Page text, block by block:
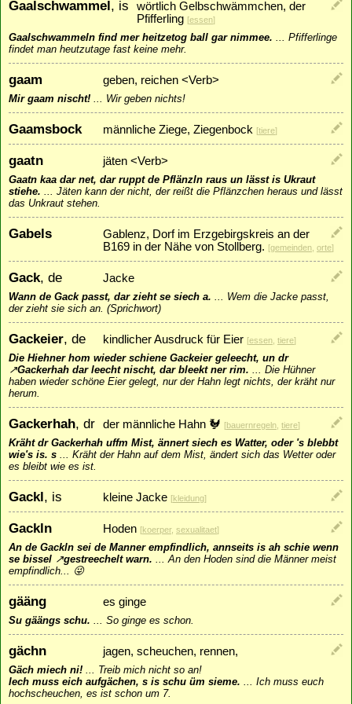
Gaalschwammel, is
wörtlich Gelbschwämmchen, der
Pfifferling [essen]
Gaalschwammeln find mer heitzetog ball gar nimmee.
Pfifferlinge
findet man heutzutage fast keine mehr.
gaam geben, reichen <Verb>
Mir gaam nischt! Wir geben nichts!
Gaamsbock männliche Ziege, Ziegenbock [tiere]
gaatn jäten <Verb>
Gaatn kaa dar net, dar ruppt de Pflänzln raus un lässt is Ukraut
stiehe.
Jäten kann der nicht, der reißt die Pflänzchen heraus und lässt
das Unkraut stehen.
Gabels
Gablenz, Dorf im Erzgebirgskreis an der
B169 in der Nähe von Stollberg. [gemeinden orte]
Gack, de Jacke
Wann de Gack passt, dar zieht se siech a.
Wem die Jacke passt,
der zieht sie sich an. (Sprichwort)
Gackeier, de kindlicher Ausdruck für Eier [essen tiere]
Die Hiehner hom wieder schiene Gackeier geleecht, un dr
↗Gackerhah dar leecht nischt, dar bleekt ner rim.
Die Hühner
haben wieder schöne Eier gelegt, nur der Hahn legt nichts, der kräht nur
herum.
Gackerhah, dr der männliche Hahn 🐓 [bauernregeln tiere]
Kräht dr Gackerhah uffm Mist, ännert siech es Watter, oder 's blebbt
wie's is. s
Kräht der Hahn auf dem Mist, ändert sich das Wetter oder
es bleibt wie es ist.
Gackl, is kleine Jacke [kleidung]
Gackln Hoden [koerper, sexualitaet]
An de Gackln sei de Manner empfindlich, annseits is ah schie wenn
se bissel ↗gestreecheltwarn.
An den Hoden sind die Männer meist
empfindlich... 😜
gääng es ginge
Su gäängs schu. So ginge es schon.
gächn jagen, scheuchen, rennen,
Gäch miech ni!
Treib mich nicht so an!
Iech muss eich aufgächen, s is schu üm sieme.
Ich muss euch
hochscheuchen, es ist schon um 7.